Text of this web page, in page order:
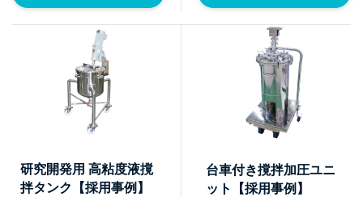
研究開発用 高粘度液撹
拌タンク【採用事例】
台車付き撹拌加圧ユニ
ット【採用事例】